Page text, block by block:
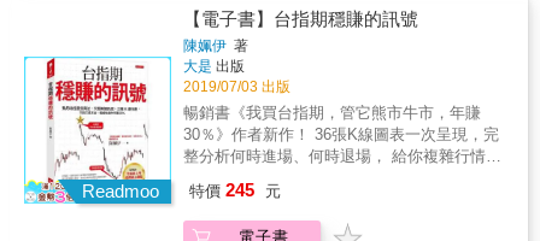
子型態為起始，發現盤整型態的突破點。 5)依
據山川戰法的理論，看到關鍵K棒的發生點，做
為市場進場之依據。以單一六歸型態為基礎，
作為a-b-c波段連續攻擊的起手式。 6)將目前所
有技術分析理論整合成數種K線型態，以山川戰
法來解讀盤勢，讓讀者們清楚了解該如何對
應。 & 管它熊市牛市！ 立足期貨市場，先求不
敗，再圖翻身！ & 熟習山川戰法的理論，熟習
盤感，熟習看圖， 並勤加練習， 您必能很快上
理論完全不一樣的視野，打破傳統的思維邏
輯，將K線分析帶入一個全新境界，讓讀者進入
期指贏家的思想領域。 本書所傳授的技巧，不
止適用於台指期貨交易，也適用於其他種類的
期貨市場。 & 山川戰法 首度完整揭露 & 本書
精華 & 1)山川戰法中各階基礎理論、判斷、及
運用技巧。 2)洞悉大盤結構的「勢」，了解大
酒田五法中的三兵型態或三空型態，洞悉主升
段或主跌段的走勢型態，再輔佐箱型法規劃出
檻偏高，讓人買不下手；如果投資股票發行的
權證，只要用五分之一或是十分之一的價金，
就可以開始投資。 2.權證的交易稅只有股票的
三分之一。投資股票，如果賺了5000元，手續
費就要付1000多元，光是手續費的成本就可以
購買好幾張權證了。 3.權證的槓桿效應大，如
果投資人抓對方向，當股票上漲 1%時，權證就
漲了3%～15%了。 4.買賣權證最差的狀況就是
損失當初支付的權利金；風險有限，獲利潛力
賣，是讓你手上的資金威力大增、報酬率翻數
Readmoo
【電子書】台指期穩賺的訊號
陳姵伊 著
大是 出版
2019/07/03 出版
暢銷書《我買台指期，管它熊市牛市，年賺
30％》作者新作！ 36張K線圖表一次呈現，完
整分析何時進場、何時退場， 給你複雜行情
近北極的恆星，也是幫助旅行者導航的重要指
標。 不只旅行者需要北極星，想賺錢，你也需
特價 245 元
電子書